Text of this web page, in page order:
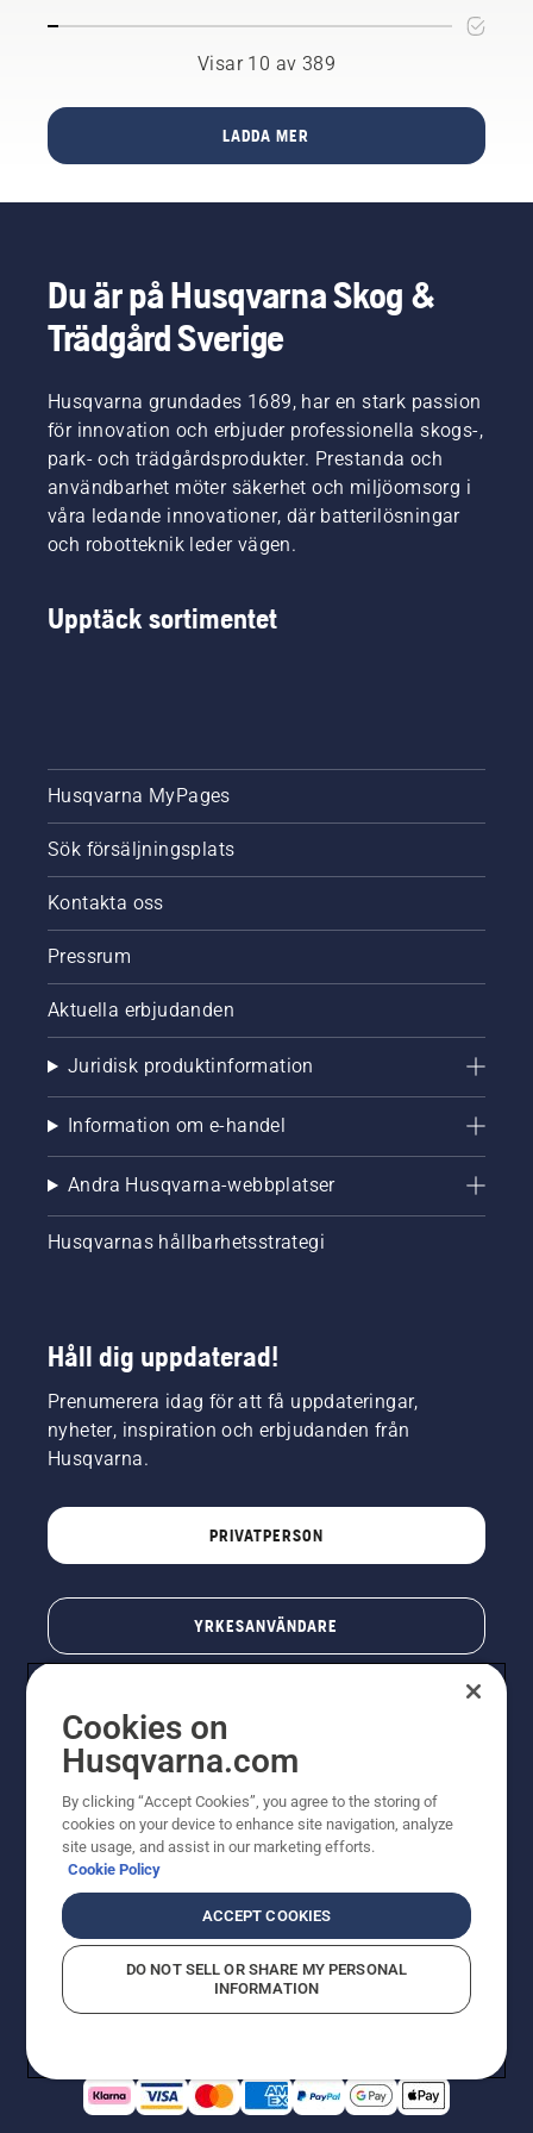
vid
på dig.
locket
använd
en
skruvmejsel
behov.
minska
ord har
på att
Visar 10 av 389
LADDA MER
Du är på Husqvarna Skog &
Trädgård Sverige
Husqvarna grundades 1689, har en stark passion
för innovation och erbjuder professionella skogs-,
park- och trädgårdsprodukter. Prestanda och
användbarhet möter säkerhet och miljöomsorg i
våra ledande innovationer, där batterilösningar
och robotteknik leder vägen.
Upptäck sortimentet
Husqvarna MyPages
Sök försäljningsplats
Kontakta oss
Pressrum
Aktuella erbjudanden
Juridisk produktinformation
Information om e-handel
Andra Husqvarna-webbplatser
Husqvarnas hållbarhetsstrategi
Håll dig uppdaterad!
Prenumerera idag för att få uppdateringar,
nyheter, inspiration och erbjudanden från
Husqvarna.
PRIVATPERSON
YRKESANVÄNDARE
© Husqvarna AB (publ). All rights reserved. Priserna
som visas är rekommenderade cirkapriser. Alla angivna
priser är rekommenderade försäljningspriser (inkl.
moms) om inte produkten är tillgänglig för direkt köp.
CookiepolicyAnvändningsvillkor Sekretessmeddelande
Rapportera misstänkta överträdelser
Cookies on
Husqvarna.com
By clicking “Accept Cookies”, you agree to the storing of
cookies on your device to enhance site navigation, analyze
site usage, and assist in our marketing efforts.
Cookie Policy
ACCEPT COOKIES
DO NOT SELL OR SHARE MY PERSONAL
INFORMATION